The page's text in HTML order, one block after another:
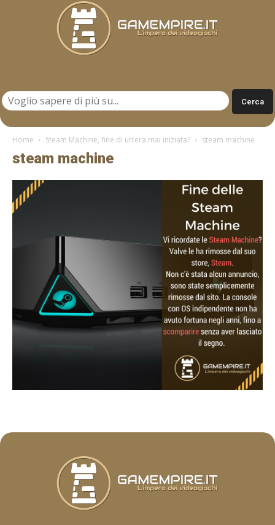
Home Steam Machine, fine di un’era mai iniziata? steam machine
steam machine